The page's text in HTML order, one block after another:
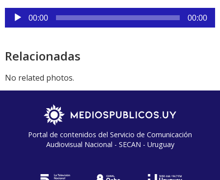
Reproductor
de
00:00 00:00
Relacionadas
No related photos.
Portal de contenidos del Servicio de Comunicación
Audiovisual Nacional - SECAN - Uruguay